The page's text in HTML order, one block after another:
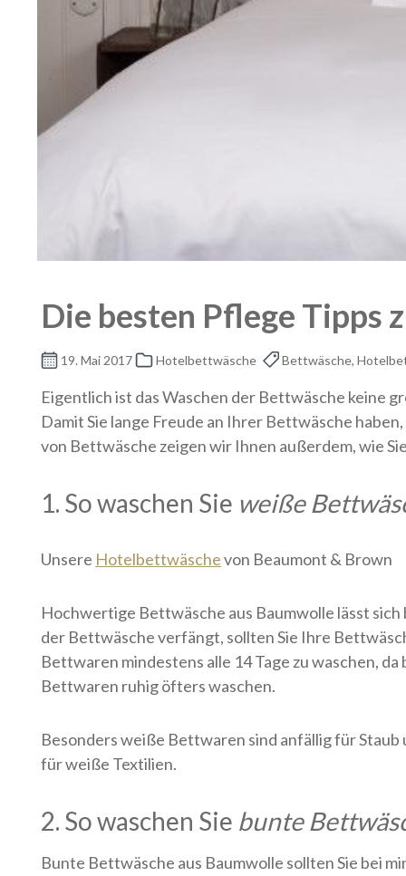
Die besten Pflege Tipps
19. Mai 2017 Hotelbettwäsche Bettwäsche,
Eigentlich ist das Waschen der Bettwäsche keine
Damit Sie lange Freude an Ihrer Bettwäsche
von Bettwäsche zeigen wir Ihnen außerdem, wie
1. So waschen Sie weiße
Unsere Hotelbettwäschevon Beaumont & Brown
Hochwertige Bettwäsche aus Baumwolle lässt sich
der Bettwäsche verfängt, sollten Sie Ihre
Bettwaren mindestens alle 14 Tage zu waschen,
Bettwaren ruhig öfters waschen.
Besonders weiße Bettwaren sind anfällig für
für weiße Textilien.
2. So waschen Sie bunte
Bunte Bettwäsche aus Baumwolle sollten Sie bei